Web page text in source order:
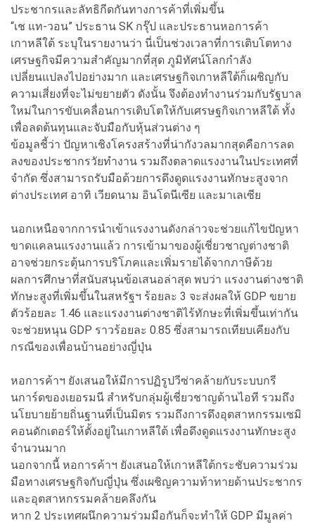
ประชากรและลัทธิกีดกันทางการค้าที่เพิ่มขึ้น
“เช แท-วอน” ประธาน SK กรุ๊ป และประธานหอการค้า
เกาหลีใต้ ระบุในรายงานว่า นี่เป็นช่วงเวลาที่การเติบโตทาง
เศรษฐกิจมีความสำคัญมากที่สุด ภูมิทัศน์โลกกำลัง
เปลี่ยนแปลงไปอย่างมาก และเศรษฐกิจเกาหลีใต้ก็เผชิญกับ
ความเสี่ยงที่จะไม่ขยายตัว ดังนั้น จึงต้องทำงานร่วมกับรัฐบาล
ใหม่ในการขับเคลื่อนการเติบโตให้กับเศรษฐกิจเกาหลีใต้ ทั้ง
เพื่อลดต้นทุนและจับมือกับหุ้นส่วนต่าง ๆ
ข้อมูลชี้ว่า ปัญหาเชิงโครงสร้างที่น่ากังวลมากสุดคือการลด
ลงของประชากรวัยทำงาน รวมถึงตลาดแรงงานในประเทศที่
จำกัด ซึ่งสามารถรับมือด้วยการดึงดูดแรงงานทักษะสูงจาก
ต่างประเทศ อาทิ เวียดนาม อินโดนีเซีย และมาเลเซีย
นอกเหนือจากการนำเข้าแรงงานดังกล่าวจะช่วยแก้ไขปัญหา
ขาดแคลนแรงงานแล้ว การเข้ามาของผู้เชี่ยวชาญต่างชาติ
อาจช่วยกระตุ้นการบริโภคและเพิ่มรายได้จากภาษีด้วย
ผลการศึกษาที่สนับสนุนข้อเสนอล่าสุด พบว่า แรงงานต่างชาติ
ทักษะสูงที่เพิ่มขึ้นในสหรัฐฯ ร้อยละ 3 จะส่งผลให้ GDP ขยาย
ตัวร้อยละ 1.46 และแรงงานต่างชาติไร้ทักษะที่เพิ่มขึ้นเท่ากัน
จะช่วยหนุน GDP ราวร้อยละ 0.85 ซึ่งสามารถเทียบเคียงกับ
กรณีของเพื่อนบ้านอย่างญี่ปุ่น
หอการค้าฯ ยังเสนอให้มีการปฏิรูปวีซ่าคล้ายกับระบบกรี
นการ์ดของเยอรมนี สำหรับกลุ่มผู้เชี่ยวชาญด้านไอที รวมถึง
นโยบายย้ายถิ่นฐานที่เป็นมิตร รวมถึงการดึงอุตสาหกรรมเซมิ
คอนดักเตอร์ให้ตั้งอยู่ในเกาหลีใต้ เพื่อดึงดูดแรงงานทักษะสูง
จำนวนมาก
นอกจากนี้ หอการค้าฯ ยังเสนอให้เกาหลีใต้กระชับความร่วม
มือทางเศรษฐกิจกับญี่ปุ่น ซึ่งเผชิญความท้าทายด้านประชากร
และอุตสาหกรรมคล้ายคลึงกัน
หาก 2 ประเทศผนึกความร่วมมือกันก็จะทำให้ GDP มีมูลค่า